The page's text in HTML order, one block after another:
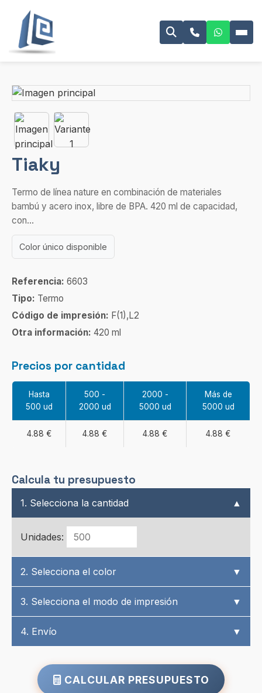
Tiaky
Termo de línea nature en combinación de materiales
bambú y acero inox, libre de BPA. 420 ml de capacidad,
con...
Color único disponible
Referencia: 6603
Tipo: Termo
Código de impresión: F(1),L2
Otra información: 420 ml
Precios por cantidad
Hasta
500 ud
500 -
2000 ud
2000 -
5000 ud
Más de
5000 ud
4.88 € 4.88 € 4.88 € 4.88 €
Calcula tu presupuesto
1. Selecciona la cantidad ▲
Unidades:
2. Selecciona el color ▼
3. Selecciona el modo de impresión ▼
4. Envío ▼
CALCULAR PRESUPUESTO